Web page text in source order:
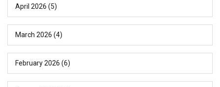
April 2026 (5)
March 2026 (4)
February 2026 (6)